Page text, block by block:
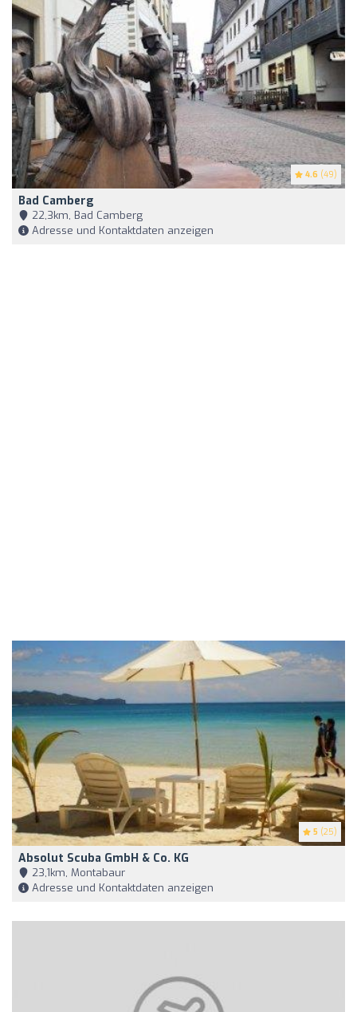
4.6 (49)
Bad Camberg
22,3km, Bad Camberg
Adresse und Kontaktdaten anzeigen
5 (25)
Absolut Scuba GmbH & Co. KG
23,1km, Montabaur
Adresse und Kontaktdaten anzeigen